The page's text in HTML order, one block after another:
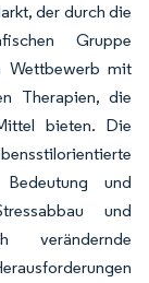
der durch die
Gruppe
Wettbewerb mit
Therapien, die
bieten. Die
Bedeutung und
und
verändernde